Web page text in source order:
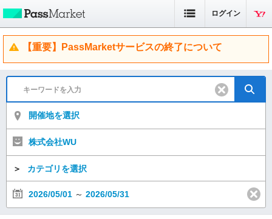
ログイン
【重要】PassMarketサービスの終了について
開催地を選択
株式会社WU
＞ カテゴリを選択
2026/05/01 ～ 2026/05/31